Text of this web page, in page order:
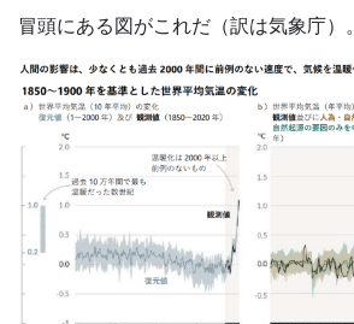
冒頭にある図がこれだ（訳は気象庁）。